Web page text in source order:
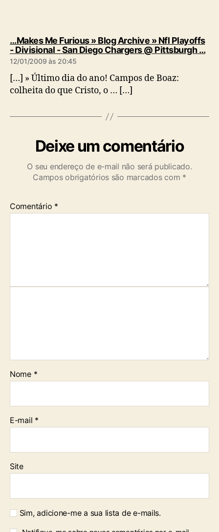
…Makes Me Furious » Blog Archive » Nfl Playoffs
- Divisional - San Diego Chargers @ Pittsburgh …d
12/01/2009 às 20:45
[…] » Último dia do ano! Campos de Boaz:
colheita do que Cristo, o … […]
Deixe um comentário
O seu endereço de e-mail não será publicado.
Campos obrigatórios são marcados com *
Comentário *
Nome *
E-mail *
Site
Sim, adicione-me a sua lista de e-mails.